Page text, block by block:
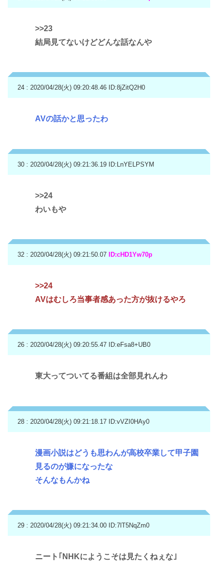
>>23
結局見てないけどどんな話なんや
24 : 2020/04/28(火) 09:20:48.46 ID:8jZitQ2H0
AVの話かと思ったわ
30 : 2020/04/28(火) 09:21:36.19 ID:LnYELPSYM
>>24
わいもや
32 : 2020/04/28(火) 09:21:50.07 ID:cHD1Yw70p
>>24
AVはむしろ当事者感あった方が抜けるやろ
26 : 2020/04/28(火) 09:20:55.47 ID:eFsa8+UB0
東大ってついてる番組は全部見れんわ
28 : 2020/04/28(火) 09:21:18.17 ID:vVZI0HAy0
漫画小説はどうも思わんが高校卒業して甲子園
見るのが嫌になったな
そんなもんかね
29 : 2020/04/28(火) 09:21:34.00 ID:7lT5NqZm0
ニート｢NHKにようこそは見たくねぇな｣